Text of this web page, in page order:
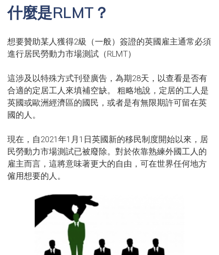
什麼是RLMT？
想要贊助某人獲得2級（一般）簽證的英國雇主通常必須
進行居民勞動力市場測試（RLMT）
這涉及以特殊方式刊登廣告，為期28天，以查看是否有
合適的定居工人來填補空缺。 粗略地說，定居的工人是
英國或歐洲經濟區的國民，或者是有無限期許可留在英
國的人。
現在，自2021年1月1日英國新的移民制度開始以來，居
民勞動力市場測試已被廢除。對於依靠熟練外國工人的
雇主而言，這將意味著更大的自由，可在世界任何地方
僱用想要的人。